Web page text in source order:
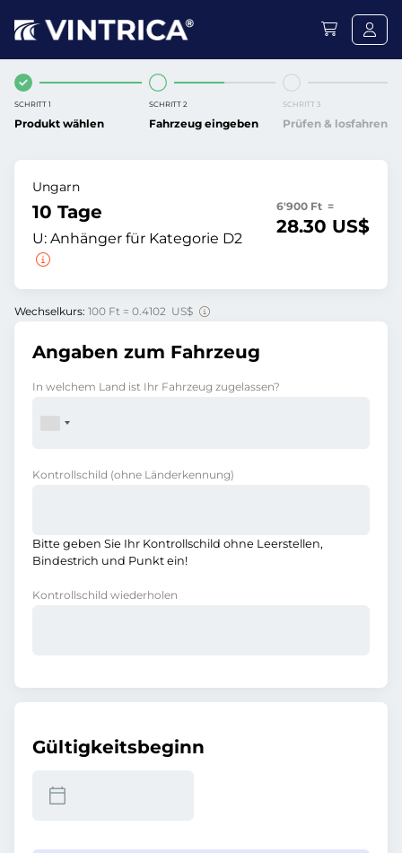
SCHRITT 1
Produkt wählen
SCHRITT 2
Fahrzeug eingeben
SCHRITT 3
Prüfen & losfahren
Ungarn
10 Tage
U: Anhänger für Kategorie D2
6'900 Ft =
28.30 US$
Wechselkurs: 100 Ft = 0.4102 US$
Angaben zum Fahrzeug
In welchem Land ist Ihr Fahrzeug zugelassen?
Kontrollschild (ohne Länderkennung)
Bitte geben Sie Ihr Kontrollschild ohne Leerstellen,
Bindestrich und Punkt ein!
Kontrollschild wiederholen
Gültigkeitsbeginn